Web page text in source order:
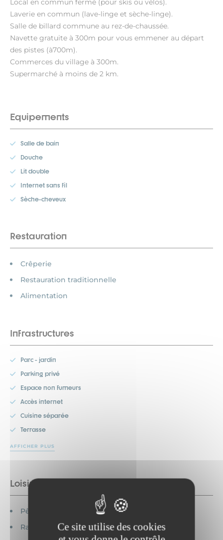
Ce site utilise des cookies
Local en commun fermé (pour skis ou vélos).
Laverie en commun (lave-linge et sèche-linge).
Salle de billard commune au rez-de-chaussée.
Navette gratuite à 300m pour vous emmener au départ
des pistes (à700m).
Commerces du village à 300m.
Supermarché à moins de 2 km.
Equipements
Salle de bain
Douche
Lit double
Internet sans fil
Sèche-cheveux
Restauration
Crêperie
Restauration traditionnelle
Alimentation
Infrastructures
Parc - jardin
Parking privé
Espace non fumeurs
Accès internet
Cuisine séparée
Terrasse
AFFICHER PLUS
Loisirs à proximité
Pêche
Randonnée